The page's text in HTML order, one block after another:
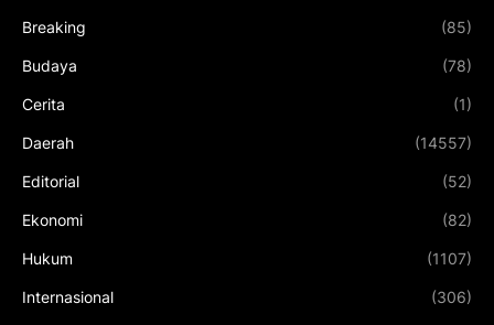
Breaking (85)
Budaya (78)
Cerita (1)
Daerah (14557)
Editorial (52)
Ekonomi (82)
Hukum (1107)
Internasional (306)